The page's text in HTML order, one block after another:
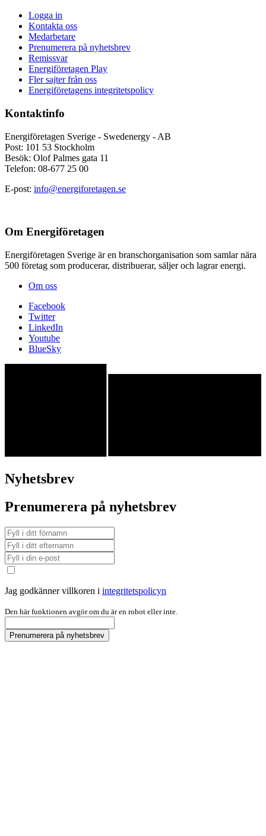
Logga in
Kontakta oss
Medarbetare
Prenumerera på nyhetsbrev
Remissvar
Energiföretagen Play
Fler sajter från oss
Energiföretagens integritetspolicy
Kontaktinfo
Energiföretagen Sverige - Swedenergy - AB
Post: 101 53 Stockholm
Besök: Olof Palmes gata 11
Telefon: 08-677 25 00
E-post: info@energiforetagen.se
Om Energiföretagen
Energiföretagen Sverige är en branschorganisation som samlar nära
500 företag som producerar, distribuerar, säljer och lagrar energi.
Om oss
Facebook
Twitter
LinkedIn
Youtube
BlueSky
Nyhetsbrev
Prenumerera på nyhetsbrev
Jag godkänner villkoren i integritetspolicyn
Den här funktionen avgör om du är en robot eller inte.